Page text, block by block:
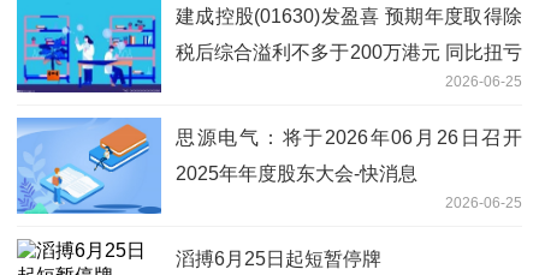
建成控股(01630)发盈喜 预期年度取得除
税后综合溢利不多于200万港元 同比扭亏
2026-06-25
思源电气：将于2026年06月26日召开
2025年年度股东大会-快消息
2026-06-25
滔搏6月25日起短暂停牌